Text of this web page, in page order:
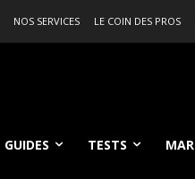
NOS SERVICES LE COIN DES PROS
GUIDES TESTS